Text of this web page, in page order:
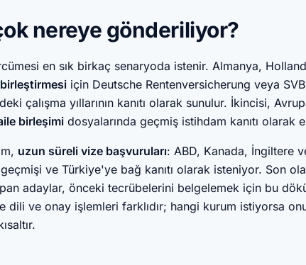
nereye gönderiliyor?
en sık birkaç senaryoda istenir. Almanya,
için Deutsche Rentenversicherung veya SVB
çalışma yıllarının kanıtı olarak sunulur. İkincisi,
birleşimi dosyalarında geçmiş istihdam kanıtı olarak
uzun süreli vize başvuruları: ABD, Kanada, İngiltere
geçmişi ve Türkiye'ye bağ kanıtı olarak isteniyor. Son
adaylar, önceki tecrübelerini belgelemek için bu
dili ve onay işlemleri farklıdır; hangi kurum istiyorsa